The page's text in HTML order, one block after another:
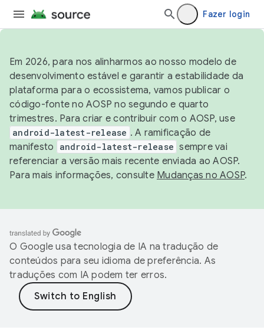
Fazer login
Em 2026, para nos alinharmos ao nosso modelo de
desenvolvimento estável e garantir a estabilidade da
plataforma para o ecossistema, vamos publicar o
código-fonte no AOSP no segundo e quarto
trimestres. Para criar e contribuir com o AOSP, use
android-latest-release . A ramificação de
manifesto
android-latest-release sempre vai
referenciar a versão mais recente enviada ao AOSP.
Para mais informações, consulte Mudanças no AOSP.
O Google usa tecnologia de IA na tradução de
conteúdos para seu idioma de preferência. As
traduções com IA podem ter erros.